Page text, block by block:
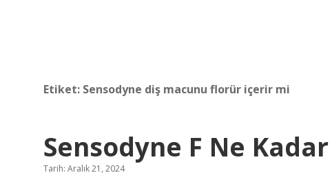
Etiket: Sensodyne diş macunu florür içerir mi
Sensodyne F Ne Kadar
Tarih: Aralık 21, 2024